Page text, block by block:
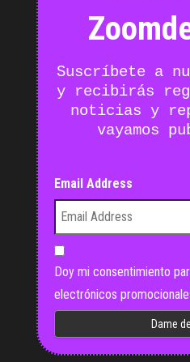
Suscríbete a
y recibirás
noticias y
vayamos
Email Address
Doy mi consentimiento
electrónicos